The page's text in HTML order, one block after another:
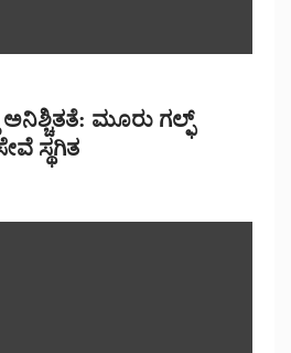
ಅನಿಶ್ಚಿತತೆ: ಮೂರು ಗಲ್ಫ್
ಸ್ಥಗಿತ